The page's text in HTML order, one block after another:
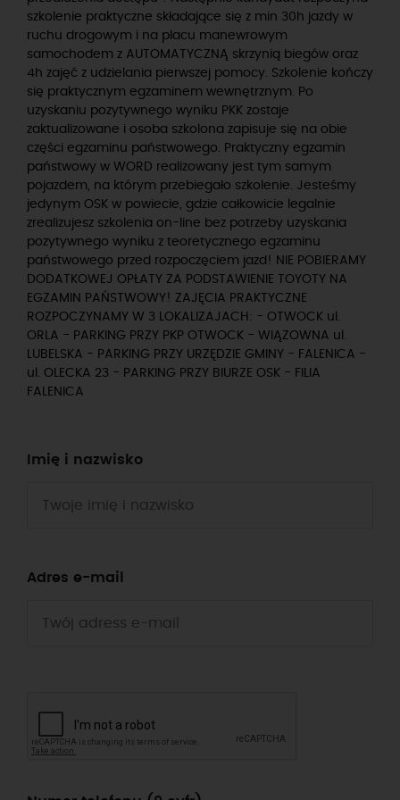
szkolenie praktyczne składające się z min 30h jazdy w
ruchu drogowym i na placu manewrowym
samochodem z AUTOMATYCZNĄ skrzynią biegów oraz
4h zajęć z udzielania pierwszej pomocy. Szkolenie kończy
się praktycznym egzaminem wewnętrznym. Po
uzyskaniu pozytywnego wyniku PKK zostaje
zaktualizowane i osoba szkolona zapisuje się na obie
części egzaminu państwowego. Praktyczny egzamin
państwowy w WORD realizowany jest tym samym
pojazdem, na którym przebiegało szkolenie. Jesteśmy
jedynym OSK w powiecie, gdzie całkowicie legalnie
zrealizujesz szkolenia on-line bez potrzeby uzyskania
pozytywnego wyniku z teoretycznego egzaminu
państwowego przed rozpoczęciem jazd! NIE POBIERAMY
DODATKOWEJ OPŁATY ZA PODSTAWIENIE TOYOTY NA
EGZAMIN PAŃSTWOWY! ZAJĘCIA PRAKTYCZNE
ROZPOCZYNAMY W 3 LOKALIZAJACH: - OTWOCK ul.
ORLA - PARKING PRZY PKP OTWOCK - WIĄZOWNA ul.
LUBELSKA - PARKING PRZY URZĘDZIE GMINY - FALENICA -
ul. OLECKA 23 - PARKING PRZY BIURZE OSK - FILIA
FALENICA
Imię i nazwisko
Adres e-mail